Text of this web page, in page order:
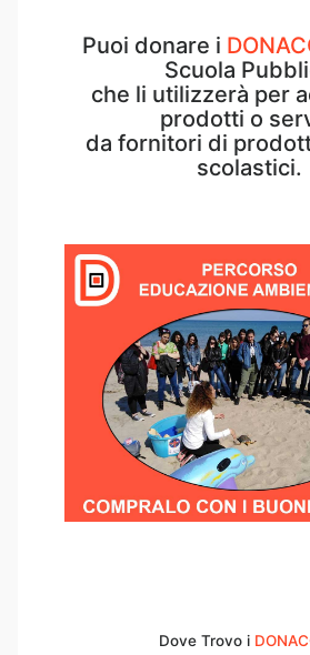
Puoi donare i
Scuola
che li utilizzerà per
prodotti o
da fornitori di
scolastici.
Dove Trovo i